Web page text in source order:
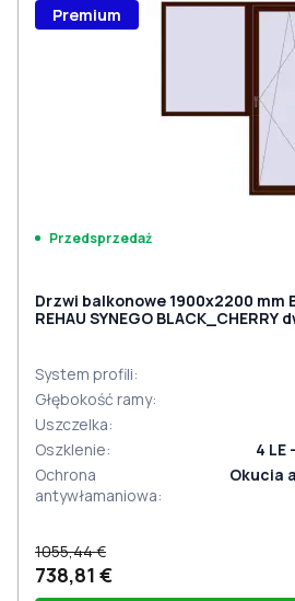
Premium
Przedsprzedaż
Drzwi balkonowe 1900x2200 mm
REHAU SYNEGO
System profili:
Głębokość ramy:
Uszczelka:
Oszklenie:
4 LE
Ochrona
antywłamaniowa:
Okucia
1055,44 €
738,81 €